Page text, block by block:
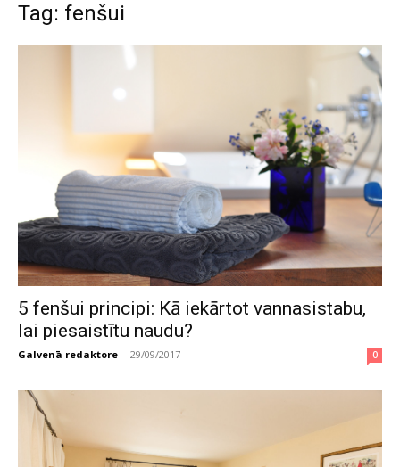
Tag: fenšui
5 fenšui principi: Kā iekārtot vannasistabu,
lai piesaistītu naudu?
Galvenā redaktore - 29/09/2017 0